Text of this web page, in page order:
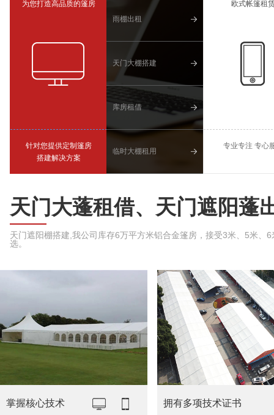
为您打造高品质的篷房
针对您提供定制篷房
搭建解决方案
雨棚出租
天门大棚搭建
库房租借
临时大棚租用
欧式帐篷租
专业专注 专心
天门大蓬租借、天门遮阳蓬
天门遮阳棚搭建,我公司库存6万平方米铝合金篷房，接受3米、5米
选。
掌握核心技术 拥有多项技术证书